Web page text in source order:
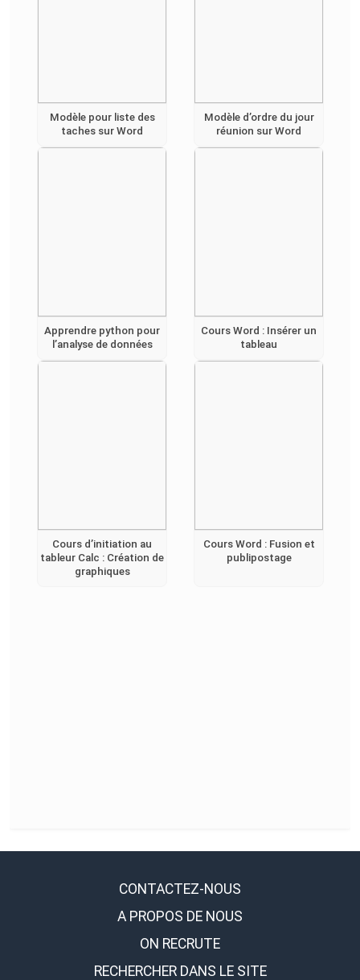
Modèle pour liste des
taches sur Word
Modèle d’ordre du jour
réunion sur Word
Apprendre python pour
l’analyse de données
Cours Word : Insérer un
tableau
Cours d’initiation au
tableur Calc : Création de
graphiques
Cours Word : Fusion et
publipostage
CONTACTEZ-NOUS
A PROPOS DE NOUS
ON RECRUTE
RECHERCHER DANS LE SITE